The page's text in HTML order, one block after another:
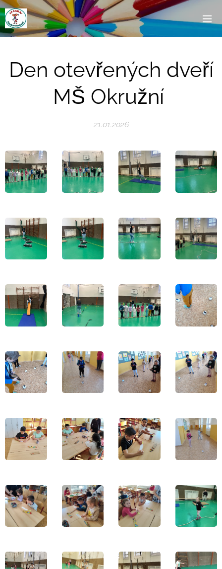
Den otevřených dveří
MŠ Okružní
21.01.2026